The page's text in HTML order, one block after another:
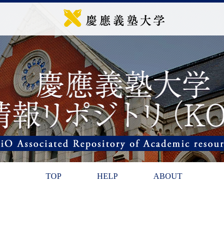
TOP HELP ABOUT